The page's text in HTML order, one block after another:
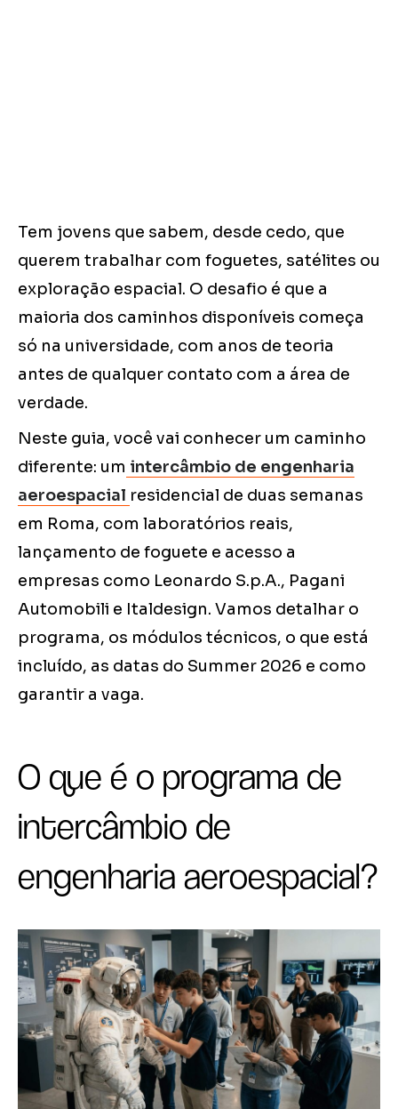
Tem jovens que sabem, desde cedo, que
querem trabalhar com foguetes, satélites ou
exploração espacial. O desafio é que a
maioria dos caminhos disponíveis começa
só na universidade, com anos de teoria
antes de qualquer contato com a área de
verdade.
Neste guia, você vai conhecer um caminho
diferente: um intercâmbio de engenharia
aeroespacial residencial de duas semanas
em Roma, com laboratórios reais,
lançamento de foguete e acesso a
empresas como Leonardo S.p.A., Pagani
Automobili e Italdesign. Vamos detalhar o
programa, os módulos técnicos, o que está
incluído, as datas do Summer 2026 e como
garantir a vaga.
O que é o programa de
intercâmbio de
engenharia aeroespacial?